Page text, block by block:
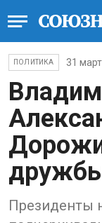
ПОЛИТИКА 31
Президенты